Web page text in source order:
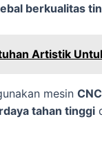
berkualitas
Artistik
mesin
tahan tinggi